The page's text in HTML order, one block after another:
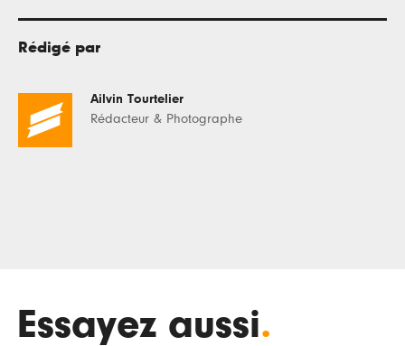
Rédigé par
Ailvin Tourtelier
Rédacteur & Photographe
Essayez aussi.